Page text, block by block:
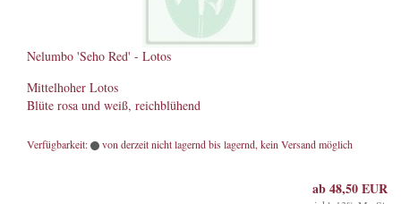
Nelumbo 'Seho Red' - Lotos
Mittelhoher Lotos
Blüte rosa und weiß, reichblühend
Verfügbarkeit: von derzeit nicht lagernd bis lagernd, kein Versand möglich
ab 48,50 EUR